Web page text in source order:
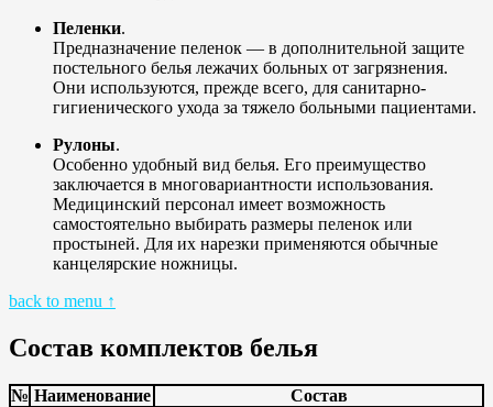
Пеленки.
Предназначение пеленок — в дополнительной защите
постельного белья лежачих больных от загрязнения.
Они используются, прежде всего, для санитарно-
гигиенического ухода за тяжело больными пациентами.
Рулоны.
Особенно удобный вид белья. Его преимущество
заключается в многовариантности использования.
Медицинский персонал имеет возможность
самостоятельно выбирать размеры пеленок или
простыней. Для их нарезки применяются обычные
канцелярские ножницы.
back to menu ↑
Состав комплектов белья
№ Наименование Состав